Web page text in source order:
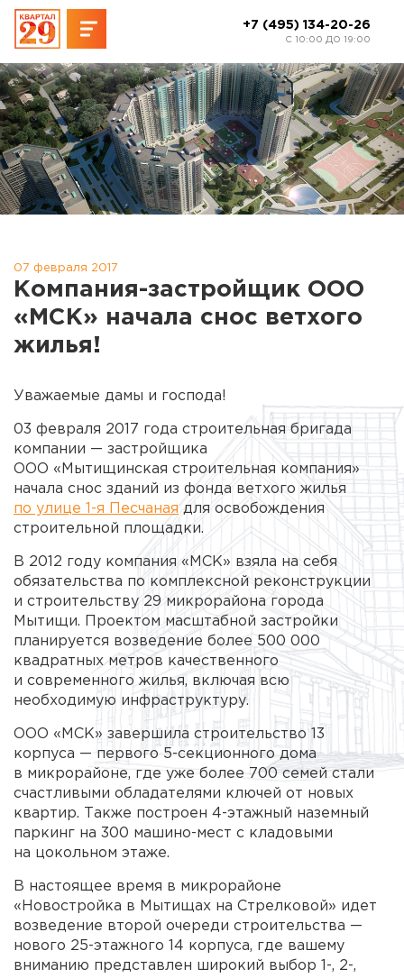
+7 (495) 134-20-26
C 10:00 ДО 19:00
07 февраля 2017
Компания-застройщик ООО
«МСК» начала снос ветхого
жилья!
Уважаемые дамы и господа!
03 февраля 2017 года строительная бригада
компании — застройщика
ООО «Мытищинская строительная компания»
начала снос зданий из фонда ветхого жилья
по улице
1-я Песчаная для освобождения
строительной площадки.
В 2012 году компания «МСК» взяла на себя
обязательства по комплексной реконструкции
и строительству 29 микрорайона города
Мытищи. Проектом масштабной застройки
планируется возведение более 500 000
квадратных метров качественного
и современного жилья, включая всю
необходимую инфраструктуру.
ООО «МСК» завершила строительство 13
корпуса — первого5-секционного дома
в микрорайоне, где уже более 700 семей стали
счастливыми обладателями ключей от новых
квартир. Также построен 4-этажный наземный
паркинг на 300 машино-мест с кладовыми
на цокольном этаже.
В настоящее время в микрорайоне
«Новостройка в Мытищах на Стрелковой» идет
возведение второй очереди строительства —
нового 25-этажного 14 корпуса, где вашему
вниманию представлен широкий выбор 1-, 2-,